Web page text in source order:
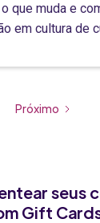
que muda e
em cultura de
Próximo
seus
Gift